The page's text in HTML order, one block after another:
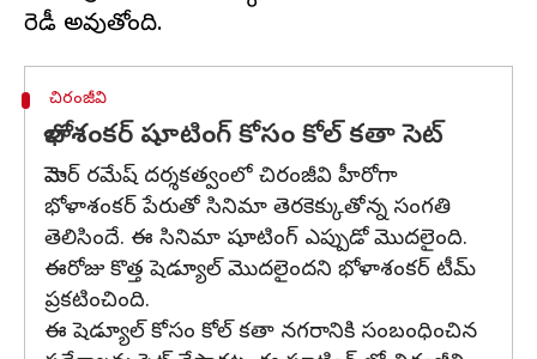
చిరంజీవి
భోళాశంకర్ షూటింగ్ కోసం కోల్ కతా సెట్
మెహెర్ రమేష్ దర్శకత్వంలో చిరంజీవి హీరోగా
భోళాశంకర్ పేరుతో సినిమా తెరకెక్కుతోన్న సంగతి
తెలిసిందే. ఈ సినిమా షూటింగ్ ఎప్పుడో మొదలైంది.
ఈరోజు కొత్త షెడ్యూల్ మొదలైందని భోళాశంకర్ టీమ్
ప్రకటించింది.
ఈ షెడ్యూల్ కోసం కోల్ కతా నగరానికి సంబంధించిన